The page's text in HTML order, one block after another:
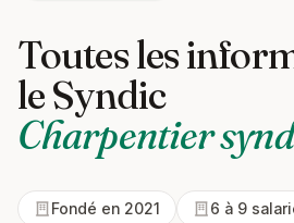
Toutes les
le Syndic
Charpentier
Fondé en 2021
6 à 9